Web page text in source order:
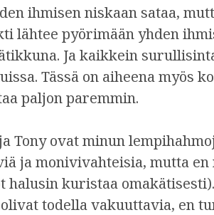
ihmisen niskaan sataa,
lähtee pyörimään yhden
Ja kaikkein
Tässä on aiheena myös
paljon paremmin.
Tony ovat minun
ja monivivahteisia, mutta
halusin kuristaa
todella vakuuttavia, en